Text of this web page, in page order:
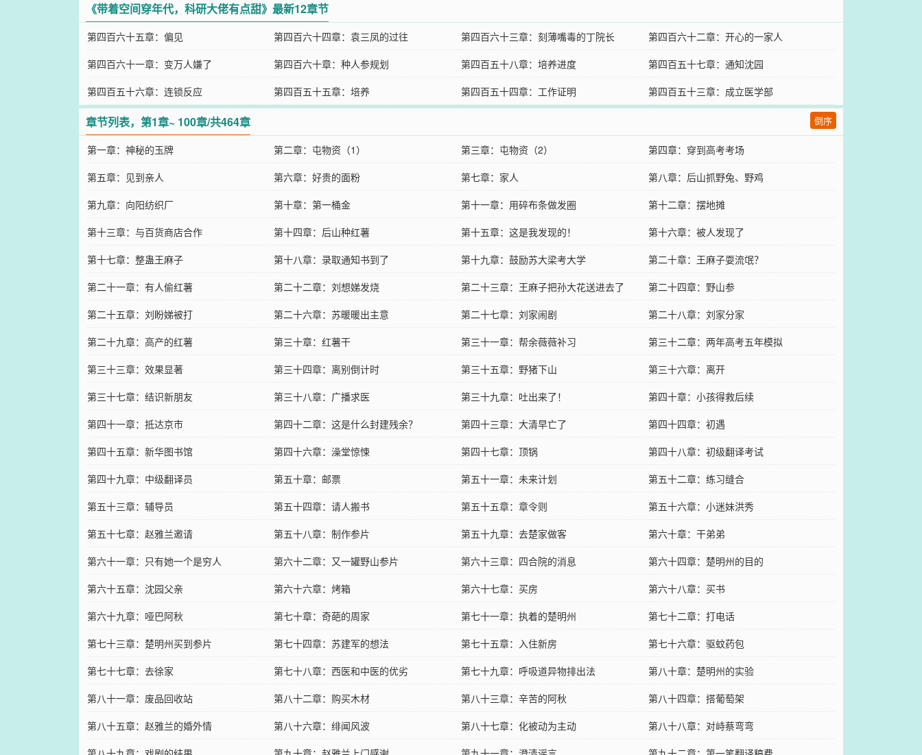
《带着空间穿年代，科研大佬有点甜》最新12章节
第四百六十五章：偏见 第四百六十四章：袁三凤的过往 第四百六十三章：刻薄嘴毒的丁院长
第四百六十二章：开心的一家人
第四百六十一章：变万人嫌了
第四百六十章：种人参规划 第四百五十八章：培养进度
第四百五十七章：通知沈园
第四百五十六章：连锁反应
第四百五十五章：培养 第四百五十四章：工作证明 第四百五十三章：成立医学部
章节列表，第1章~ 100章/共464章 倒序
第一章：神秘的玉牌 第二章：屯物资（1） 第三章：屯物资（2）
第四章：穿到高考考场
第五章：见到亲人
第六章：好贵的面粉 第七章：家人
第八章：后山抓野兔、野鸡
第九章：向阳纺织厂
第十章：第一桶金 第十一章：用碎布条做发圈
第十二章：摆地摊
第十三章：与百货商店合作
第十四章：后山种红薯 第十五章：这是我发现的！
第十六章：被人发现了
第十七章：整蛊王麻子
第十八章：录取通知书到了 第十九章：鼓励苏大梁考大学
第二十章：王麻子耍流氓？
第二十一章：有人偷红薯
第二十二章：刘想娣发烧 第二十三章：王麻子把孙大花送进去了
第二十四章：野山参
第二十五章：刘盼娣被打
第二十六章：苏暖暖出主意 第二十七章：刘家闹剧
第二十八章：刘家分家
第二十九章：高产的红薯
第三十章：红薯干 第三十一章：帮余薇薇补习
第三十二章：两年高考五年模拟
第三十三章：效果显著
第三十四章：离别倒计时 第三十五章：野猪下山
第三十六章：离开
第三十七章：结识新朋友
第三十八章：广播求医 第三十九章：吐出来了！
第四十章：小孩得救后续
第四十一章：抵达京市
第四十二章：这是什么封建残余？ 第四十三章：大清早亡了
第四十四章：初遇
第四十五章：新华图书馆
第四十六章：澡堂惊悚 第四十七章：顶锅
第四十八章：初级翻译考试
第四十九章：中级翻译员
第五十章：邮票 第五十一章：未来计划
第五十二章：练习缝合
第五十三章：辅导员
第五十四章：请人搬书 第五十五章：章令则
第五十六章：小迷妹洪秀
第五十七章：赵雅兰邀请
第五十八章：制作参片 第五十九章：去楚家做客
第六十章：干弟弟
第六十一章：只有她一个是穷人
第六十二章：又一罐野山参片 第六十三章：四合院的消息
第六十四章：楚明州的目的
第六十五章：沈园父亲
第六十六章：烤箱 第六十七章：买房
第六十八章：买书
第六十九章：哑巴阿秋
第七十章：奇葩的周家 第七十一章：执着的楚明州
第七十二章：打电话
第七十三章：楚明州买到参片
第七十四章：苏建军的想法 第七十五章：入住新房
第七十六章：驱蚊药包
第七十七章：去徐家
第七十八章：西医和中医的优劣 第七十九章：呼吸道异物排出法
第八十章：楚明州的实验
第八十一章：废品回收站
第八十二章：购买木材 第八十三章：辛苦的阿秋
第八十四章：搭葡萄架
第八十五章：赵雅兰的婚外情
第八十六章：绯闻风波 第八十七章：化被动为主动
第八十八章：对峙蔡弯弯